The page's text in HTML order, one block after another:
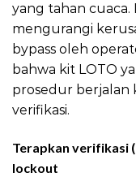
yang tahan
mengurangi
bypass oleh
bahwa kit LOTO
prosedur berjalan
verifikasi.
Terapkan verifikasi
lockout